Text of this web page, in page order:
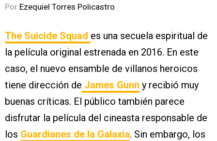
Por Ezequiel Torres Policastro
The Suicide Squad es una secuela espiritual de
la película original estrenada en 2016. En este
caso, el nuevo ensamble de villanos heroicos
tiene dirección de James Gunn y recibió muy
buenas críticas. El público también parece
disfrutar la película del cineasta responsable de
los Guardianes de la Galaxia. Sin embargo, los